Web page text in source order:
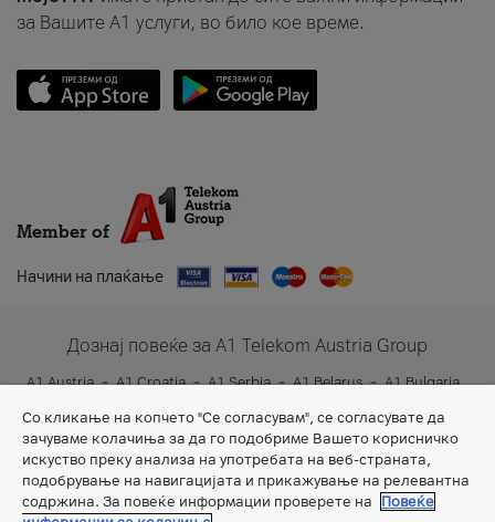
за Вашите A1 услуги, во било кое време.
Member of
Начини на плаќање
Дознај повеќе за A1 Telekom Austria Group
A1 Austria A1 Croatia A1 Serbia A1 Belarus
A1 Bulgaria
Со кликање на копчето "Се согласувам", се согласувате да
зачуваме колачиња за да го подобриме Вашето корисничко
искуство преку анализа на употребата на веб-страната,
подобрување на навигацијата и прикажување на релевантна
содржина. За повеќе информации проверете на
Повеќе